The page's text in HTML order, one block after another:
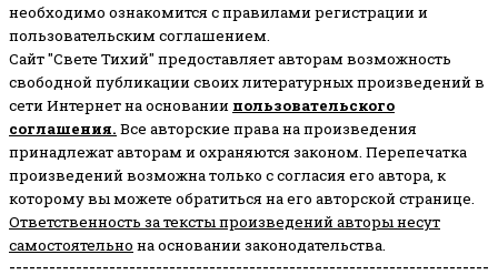
необходимо ознакомится с правилами регистрации и
пользовательским соглашением.
Сайт "Свете Тихий" предоставляет авторам возможность
свободной публикации своих литературных произведений в
сети Интернет на основании пользовательского
соглашения. Все авторские права на произведения
принадлежат авторам и охраняются законом. Перепечатка
произведений возможна только с согласия его автора, к
которому вы можете обратиться на его авторской странице.
Ответственность за тексты произведений авторы несут
самостоятельно на основании законодательства.
------------------------------------------------------------------------